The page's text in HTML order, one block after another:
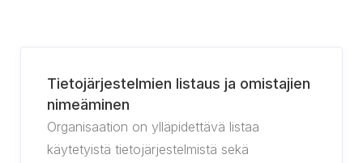
Tietojärjestelmien listaus ja omistajien
nimeäminen
Organisaation on ylläpidettävä listaa
käytetyistä tietojärjestelmistä sekä